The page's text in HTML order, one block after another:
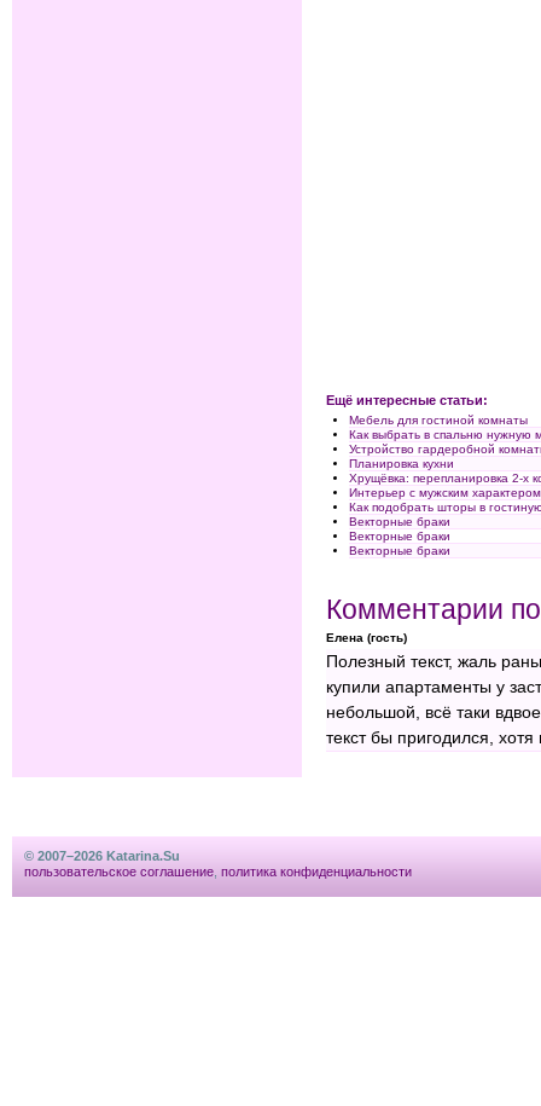
Ещё интересные статьи:
Мебель для гостиной комнаты
Как выбрать в спальню нужную
Устройство гардеробной
Планировка кухни
Хрущёвка: перепланировка 2-х
Интерьер с мужским характером
Как подобрать шторы в
Векторные браки
Векторные браки
Векторные браки
Комментарии
Елена (гость)
Полезный текст, жаль
купили апартаменты у
небольшой, всё таки
текст бы пригодился,
© 2007–2026 Katarina.Su
пользовательское соглашение политика конфиденциальности